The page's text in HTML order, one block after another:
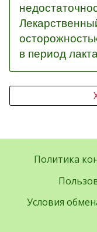
в период
Политика
Условия